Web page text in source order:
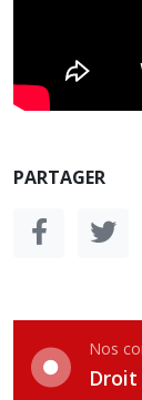
PARTAGER
Nos